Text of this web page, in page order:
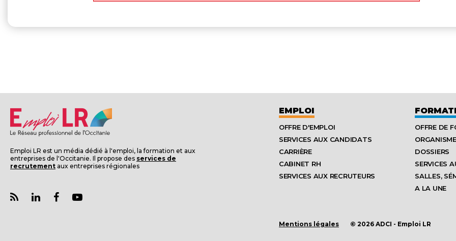
Emploi LR est un média dédié à l'emploi, la formation et aux
entreprises de l'Occitanie. Il propose des services de
recrutement aux entreprises régionales
EMPLOI
OFFRE D'EMPLOI
SERVICES AUX CANDIDATS
CARRIÈRE
CABINET RH
SERVICES AUX RECRUTEURS
OFFRE DE
DOSSIERS
SERVICES
SALLES,
A LA UNE
Mentions légales © 2026 ADCI - Emploi LR